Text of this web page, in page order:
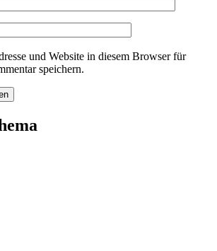
und Website in diesem Browser für
speichern.